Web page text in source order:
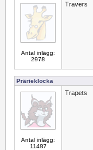
Antal inlägg:
2978
Travers
Prärieklocka
Antal inlägg:
11487
Trapets